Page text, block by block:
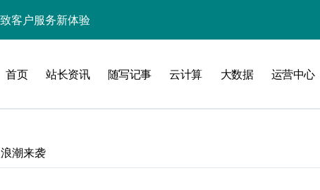
理引领数据流新纪元
塑大数据处理新科技
驱动数据处理效能跃升
调控信息流
首页 站长资讯 随写记事 云计算 大数据 运营中心
潮来袭